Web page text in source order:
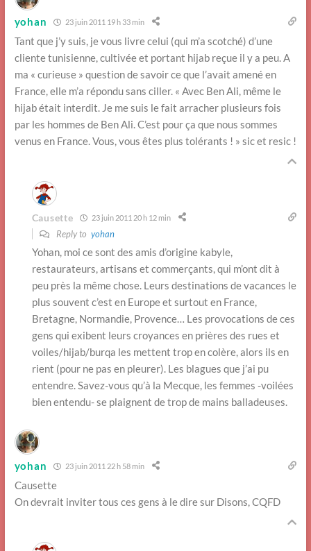
yohan 23 juin 2011 19 h 33 min
Tant que j’y suis, je vous livre celui (qui m’a scotché) d’une
cliente tunisienne, cultivée et portant hijab reçue il y a peu. A
ma « curieuse » question de savoir ce que l’avait amené en
France, elle m’a répondu sans ciller. « Avec Ben Ali, même le
hijab était interdit. Je me suis le fait arracher plusieurs fois
par les hommes de Ben Ali. C’est pour ça que nous sommes
venus en France. Vous, vous êtes plus tolérants ! » sic et resic !
Causette 23 juin 2011 20 h 12 min
Reply to yohan
Yohan, moi ce sont des amis d’origine kabyle,
restaurateurs, artisans et commerçants, qui m’ont dit à
peu près la même chose. Leurs destinations de vacances le
plus souvent c’est en Europe et surtout en France,
Bretagne, Normandie, Provence… Les provocations de ces
gens qui exibent leurs croyances en prières des rues et
voiles/hijab/burqa les mettent trop en colère, alors ils en
rient (pour ne pas en pleurer). Les blagues que j’ai pu
entendre. Savez-vous qu’à la Mecque, les femmes -voilées
bien entendu- se plaignent de trop de mains balladeuses.
yohan 23 juin 2011 22 h 58 min
Causette
On devrait inviter tous ces gens à le dire sur Disons, CQFD